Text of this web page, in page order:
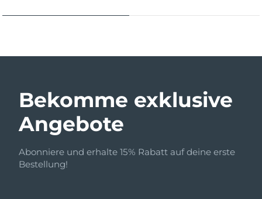
Bekomme exklusive
Angebote
Abonniere und erhalte 15% Rabatt auf deine erste
Bestellung!